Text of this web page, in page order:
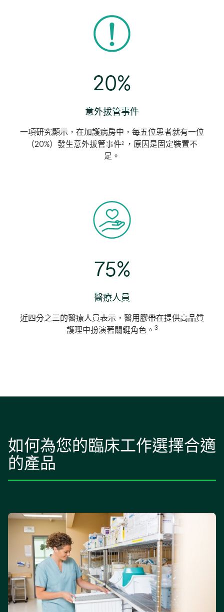
20%
意外拔管事件
一項研究顯示，在加護病房中，每五位患者就有一位
（20%）發生意外拔管事件2
，原因是固定裝置不
足。
75%
醫療人員
近四分之三的醫療人員表示，醫用膠帶在提供高品質
護理中扮演著關鍵角色。 3
如何為您的臨床工作選擇合適
的產品